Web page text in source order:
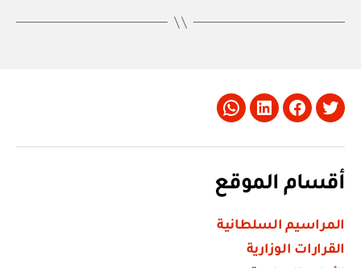
Twitter
Facebook
LinkedIn
Whatsapp
أقسام الموقع
المراسيم السلطانية
القرارات الوزارية